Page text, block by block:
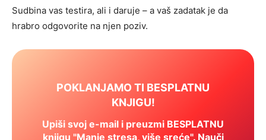
Sudbina vas testira, ali i daruje – a vaš zadatak je da
hrabro odgovorite na njen poziv.
POKLANJAMO TI BESPLATNU
KNJIGU!
Upiši svoj e-mail i preuzmi BESPLATNU
knjigu "Manje stresa, više sreće". Nauči